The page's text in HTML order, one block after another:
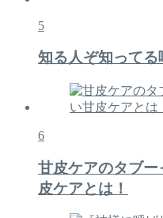
5
知る人ぞ知って
6
甘皮ケアのタブ
皮ケアとは！